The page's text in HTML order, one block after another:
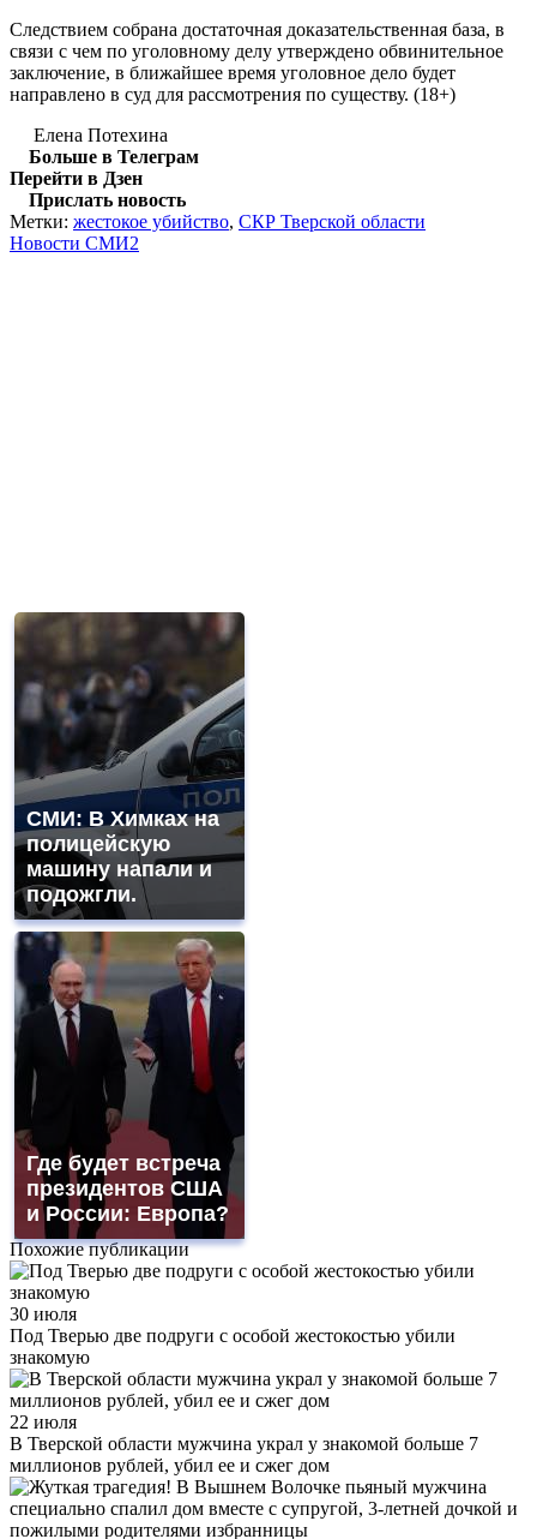
Следствием собрана достаточная доказательственная база, в
связи с чем по уголовному делу утверждено обвинительное
заключение, в ближайшее время уголовное дело будет
направлено в суд для рассмотрения по существу. (18+)
Елена Потехина
Больше в Телеграм
Перейти в Дзен
Прислать новость
Метки: жестокое убийство, СКР Тверской области
Новости СМИ2
СМИ: В Химках на
полицейскую
машину напали и
подожгли.
Где будет встреча
президентов США
и России: Европа?
Похожие публикации
30 июля
Под Тверью две подруги с особой жестокостью убили
знакомую
22 июля
В Тверской области мужчина украл у знакомой больше 7
миллионов рублей, убил ее и сжег дом